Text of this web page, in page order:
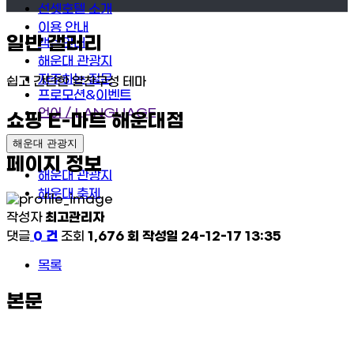
선셋호텔 소개
이용 안내
객실안내
해운대 관광지
자주하는 질문
프로모션&이벤트
언어 / LANGUAGE
해운대 관광지
해운대 관광지
해운대 축제
일반 갤러리
쉽고 간단한 알찬구성 테마
쇼핑 E-마트 해운대점
페이지 정보
작성자 최고관리자
댓글 0 건 조회 1,676 회 작성일 24-12-17 13:35
목록
본문